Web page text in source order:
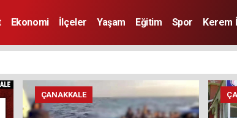
Ekonomi İlçeler Yaşam Eğitim Spor Kerem
ÇANAKKALE